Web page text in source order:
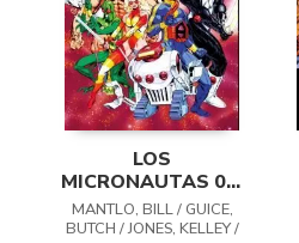
LOS
MICRONAUTAS 03:
LA ETAPA MARVEL
ORIGINAL
MANTLO, BILL / GUICE,
BUTCH / JONES, KELLEY /